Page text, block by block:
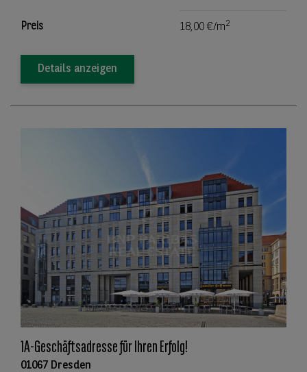
Preis 18,00 €/m2
Details anzeigen
1A-Geschäftsadresse für Ihren Erfolg!
01067 Dresden